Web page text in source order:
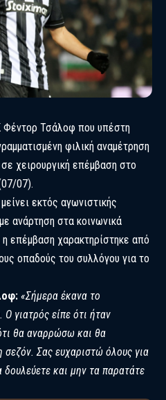
Τσάλοφ που υπέστη
φιλική αναμέτρηση
χειρουργική επέμβαση στο
07).
εκτός αγωνιστικής
ανάρτηση στα κοινωνικά
η επέμβαση χαρακτηρίστηκε από
οπαδούς του συλλόγου για το
«Σήμερα έκανα το
γιατρός είπε ότι ήταν
θα αναρρώσω και θα
σεζόν. Σας ευχαριστώ όλους για
δουλεύετε και μην τα παρατάτε